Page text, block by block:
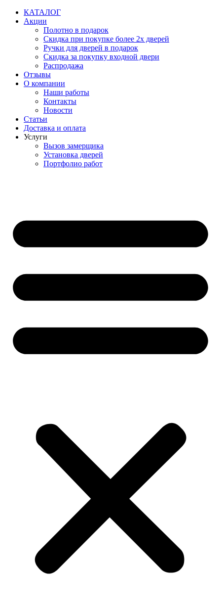
Перейти
содержимому
КАТАЛОГ
Акции
Полотно в подарок
Скидка при покупке более 2х дверей
Ручки для дверей в подарок
Скидка за покупку входной двери
Распродажа
Отзывы
О компании
Наши работы
Контакты
Новости
Статьи
Доставка и оплата
Услуги
Вызов замерщика
Установка дверей
Портфолио работ